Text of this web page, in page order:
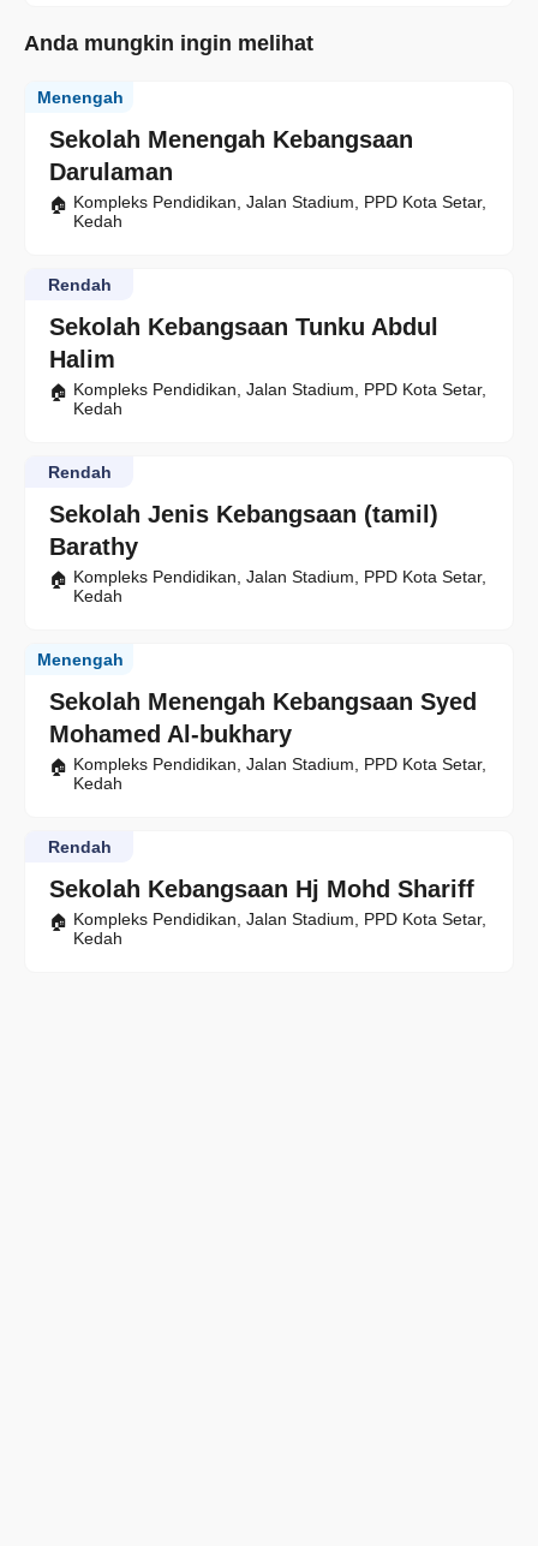
Anda mungkin ingin melihat
Sekolah Menengah Kebangsaan
Darulaman
Menengah
Kompleks Pendidikan, Jalan Stadium, PPD Kota Setar,
Kedah
Sekolah Kebangsaan Tunku Abdul
Halim
Rendah
Kompleks Pendidikan, Jalan Stadium, PPD Kota Setar,
Kedah
Sekolah Jenis Kebangsaan (tamil)
Barathy
Rendah
Kompleks Pendidikan, Jalan Stadium, PPD Kota Setar,
Kedah
Sekolah Menengah Kebangsaan Syed
Mohamed Al-bukhary
Menengah
Kompleks Pendidikan, Jalan Stadium, PPD Kota Setar,
Kedah
Sekolah Kebangsaan Hj Mohd Shariff
Rendah
Kompleks Pendidikan, Jalan Stadium, PPD Kota Setar,
Kedah